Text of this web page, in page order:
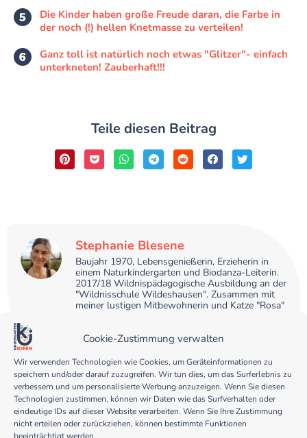
Cookie-Zustimmung verwalten
Wir verwenden Technologien wie Cookies, um Geräteinformationen zu
speichern und/oder darauf zuzugreifen. Wir tun dies, um das Surferlebnis zu
verbessern und um personalisierte Werbung anzuzeigen. Wenn Sie diesen
Technologien zustimmen, können wir Daten wie das Surfverhalten oder
eindeutige IDs auf dieser Website verarbeiten. Wenn Sie Ihre Zustimmung
nicht erteilen oder zurückziehen, können bestimmte Funktionen
beeinträchtigt werden.
Die Kinder haben große Freude daran, die Farbe in
der noch (!) hellen Knetmasse zu verteilen!
Ganz toll ist natürlich noch etwas "Glitzer"- einfach
unterkneten! Zauberhaft!!!
Teile diesen Beitrag
Stephanie Blesene
Baujahr 1970, Lebensgenießerin, Erzieherin in
einem Naturkindergarten und Biodanza-Leiterin.
2017/18 Wildnispädagogische Ausbildung an der
"Wildnisschule Wildeshausen". Zusammen mit
meiner lustigen Mitbewohnerin und Katze "Rosa"
Unterstützte mich